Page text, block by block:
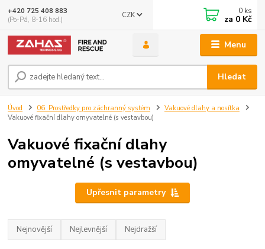
Menu
CZK
Hledat
+420 725 408 883
(Po-Pá, 8-16 hod.)
0 ks
za 0 Kč
Úvod 06. Prostředky pro záchranný systém
Vakuové dlahy a nosítka
Vakuové fixační dlahy omyvatelné (s vestavbou)
Vakuové fixační dlahy
omyvatelné (s vestavbou)
Upřesnit parametry
Nejnovější Nejlevnější Nejdražší